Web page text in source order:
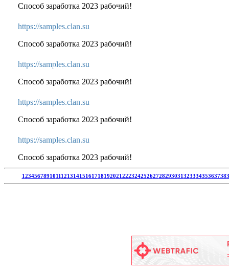
Способ заработка 2023 рабочий!
https://samples.clan.su
Способ заработка 2023 рабочий!
https://samples.clan.su
Способ заработка 2023 рабочий!
https://samples.clan.su
Способ заработка 2023 рабочий!
https://samples.clan.su
Способ заработка 2023 рабочий!
1234567891011121314151617181920212223242526272829303132333435363738